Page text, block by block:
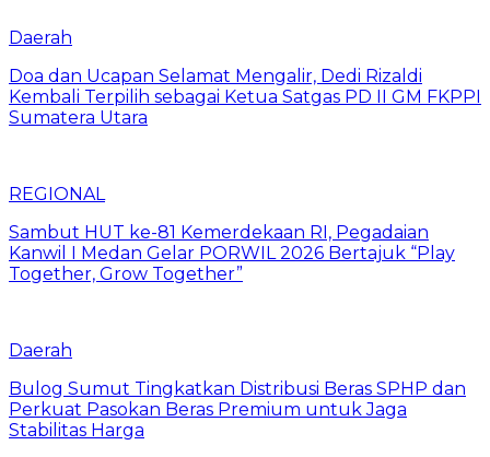
Daerah
Doa dan Ucapan Selamat Mengalir, Dedi Rizaldi
Kembali Terpilih sebagai Ketua Satgas PD II GM FKPPI
Sumatera Utara
REGIONAL
Sambut HUT ke-81 Kemerdekaan RI, Pegadaian
Kanwil I Medan Gelar PORWIL 2026 Bertajuk “Play
Together, Grow Together”
Daerah
Bulog Sumut Tingkatkan Distribusi Beras SPHP dan
Perkuat Pasokan Beras Premium untuk Jaga
Stabilitas Harga